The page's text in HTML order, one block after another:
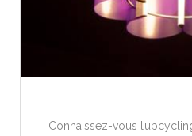
Connaissez-vous